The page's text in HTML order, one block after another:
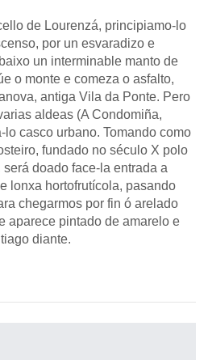
de Lourenzá, principiamo-lo
por un esvaradizo e
un interminable manto de
o monte e comeza o asfalto,
antiga Vila da Ponte. Pero
aldeas (A Condomiña,
casco urbano. Tomando como
fundado no século X polo
doado face-la entrada a
lonxa hortofrutícola, pasando
chegarmos por fin ó arelado
aparece pintado de amarelo e
diante.